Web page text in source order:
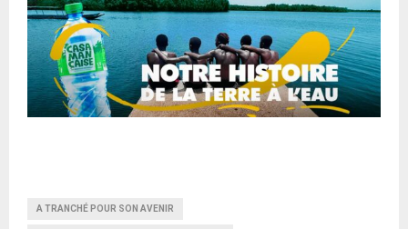
A TRANCHÉ POUR SON AVENIR